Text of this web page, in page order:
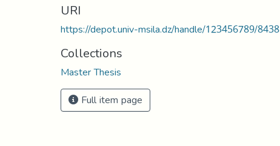
URI
https://depot.univ-msila.dz/handle/123456789/8438
Collections
Master Thesis
Full item page